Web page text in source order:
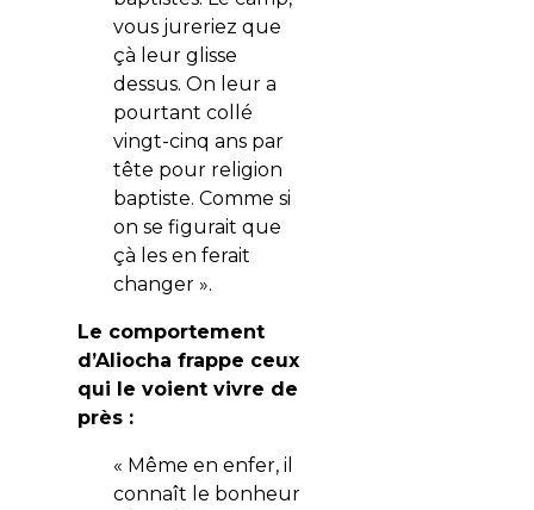
vous jureriez que
çà leur glisse
dessus. On leur a
pourtant collé
vingt-cinq ans par
tête pour religion
baptiste. Comme si
on se figurait que
çà les en ferait
changer ».
Le comportement
d’Aliocha frappe ceux
qui le voient vivre de
près :
« Même en enfer, il
connaît le bonheur